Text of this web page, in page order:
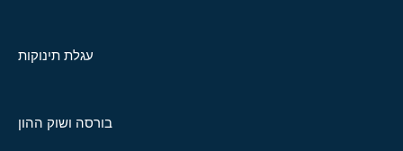
עגלת תינוקות
בורסה ושוק ההון